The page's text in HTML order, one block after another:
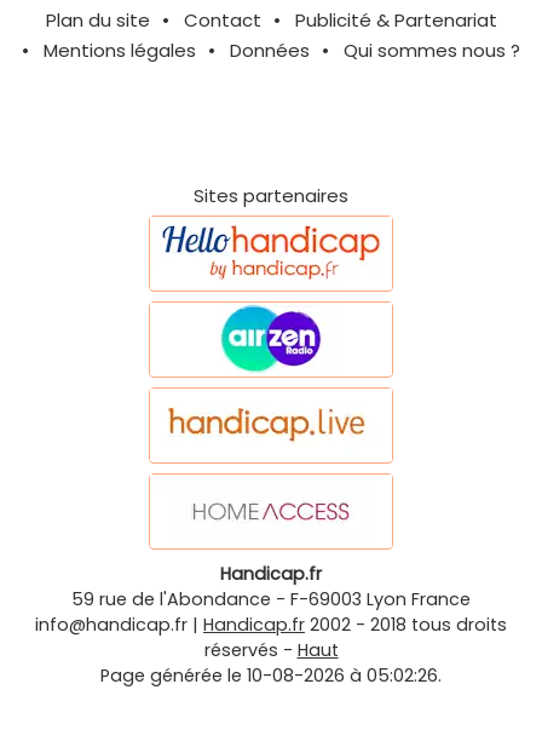
Plan du site Contact
Publicité & Partenariat
Mentions légales
Données Qui sommes nous ?
Sites partenaires
Handicap.fr
59 rue de l'Abondance - F-69003 Lyon France
info@handicap.fr | Handicap.fr 2002 - 2018 tous droits
réservés - Haut
Page générée le 10-08-2026 à 05:02:26.